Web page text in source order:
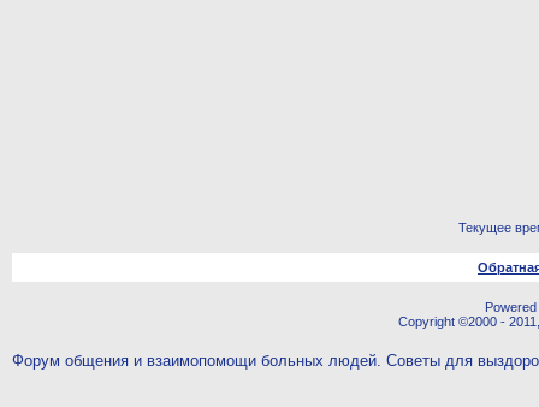
Текущее
Copyright ©2000 -
Форум общения и взаимопомощи больных людей. Советы для